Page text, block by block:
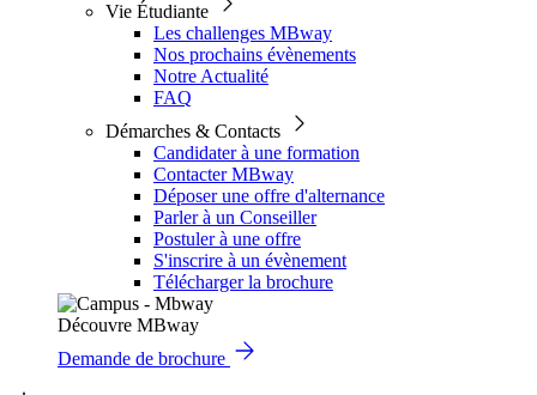
Vie Étudiante
Les challenges MBway
Nos prochains évènements
Notre Actualité
FAQ
Démarches & Contacts
Candidater à une formation
Contacter MBway
Déposer une offre d'alternance
Parler à un Conseiller
Postuler à une offre
S'inscrire à un évènement
Télécharger la brochure
Découvre MBway
Demande de brochure